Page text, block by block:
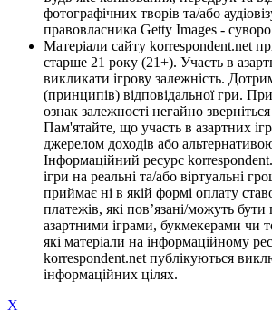
фотографічних творів та/або
правовласника Getty Images - суворо
Матеріали сайту korrespondent.net
старше 21 року (21+). Участь в
викликати ігрову залежність.
(принципів) відповідальної гри.
ознак залежності негайно зверніться
Пам'ятайте, що участь в азартних
джерелом доходів або
Інформаційний ресурс
ігри на реальні та/або віртуальні
приймає ні в якій формі оплату
платежів, які пов’язані/можуть бути
азартними іграми, букмекерами чи
які матеріали на інформаційному
korrespondent.net публікуються
інформаційних цілях.
X